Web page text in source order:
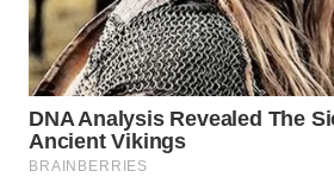
WN
DEPOK
WN
TAPANULI